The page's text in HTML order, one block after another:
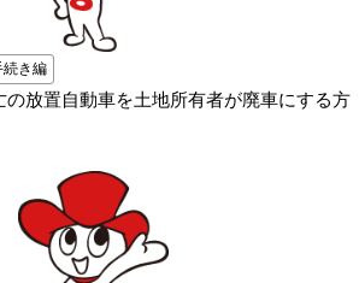
続き編
の放置自動車を土地所有者が廃車にする方